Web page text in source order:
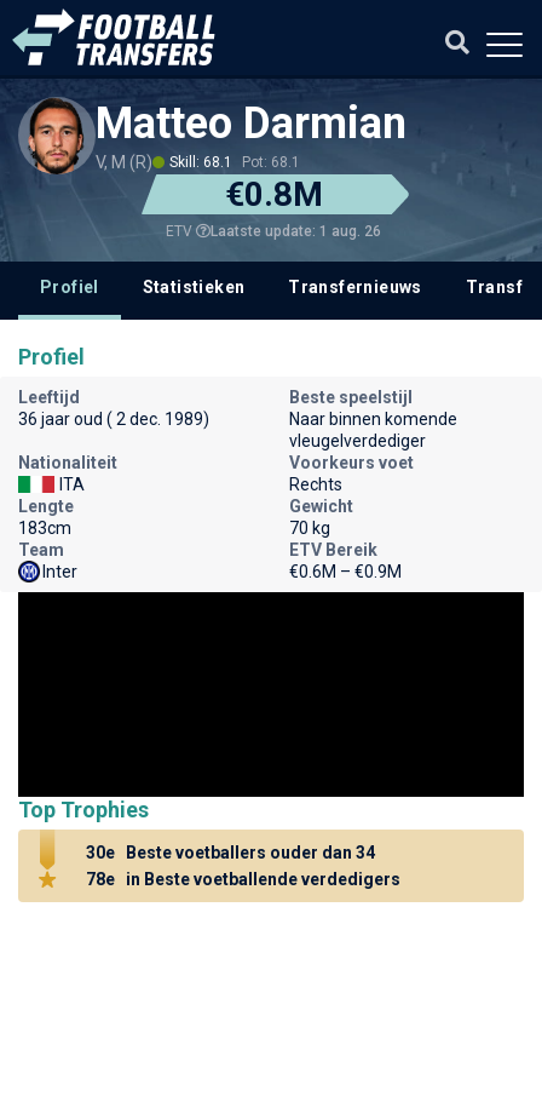
Matteo Darmian
V, M (R) Skill: 68.1 Pot: 68.1
€0.8M
ETV Laatste update: 1 aug. 26
Profiel Statistieken Transfernieuws
Profiel
Leeftijd
36 jaar oud ( 2 dec. 1989)
Beste speelstijl
Naar binnen komende
vleugelverdediger
Nationaliteit
ITA
Voorkeurs voet
Rechts
Lengte
183cm
Gewicht
70 kg
Team
Inter
ETV Bereik
€0.6M – €0.9M
Top Trophies
30e
Beste voetballers ouder dan 34
78e
in Beste voetballende verdedigers